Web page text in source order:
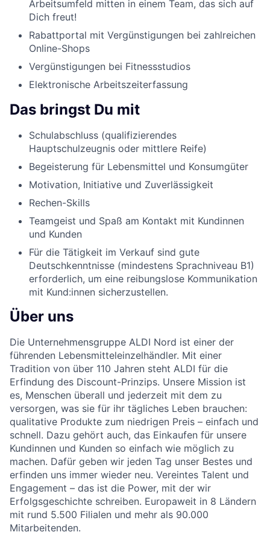
Arbeitsumfeld mitten in einem Team, das sich auf
Dich freut!
Rabattportal mit Vergünstigungen bei zahlreichen
Online-Shops
Vergünstigungen bei Fitnessstudios
Elektronische Arbeitszeiterfassung
Das bringst Du mit
Schulabschluss (qualifizierendes
Hauptschulzeugnis oder mittlere Reife)
Begeisterung für Lebensmittel und Konsumgüter
Motivation, Initiative und Zuverlässigkeit
Rechen-Skills
Teamgeist und Spaß am Kontakt mit Kundinnen
und Kunden
Für die Tätigkeit im Verkauf sind gute
Deutschkenntnisse (mindestens Sprachniveau B1)
erforderlich, um eine reibungslose Kommunikation
mit Kund:innen sicherzustellen.
Über uns
Die Unternehmensgruppe ALDI Nord ist einer der
führenden Lebensmitteleinzelhändler. Mit einer
Tradition von über 110 Jahren steht ALDI für die
Erfindung des Discount-Prinzips. Unsere Mission ist
es, Menschen überall und jederzeit mit dem zu
versorgen, was sie für ihr tägliches Leben brauchen:
qualitative Produkte zum niedrigen Preis – einfach und
schnell. Dazu gehört auch, das Einkaufen für unsere
Kundinnen und Kunden so einfach wie möglich zu
machen. Dafür geben wir jeden Tag unser Bestes und
erfinden uns immer wieder neu. Vereintes Talent und
Engagement – das ist die Power, mit der wir
Erfolgsgeschichte schreiben. Europaweit in 8 Ländern
mit rund 5.500 Filialen und mehr als 90.000
Mitarbeitenden.